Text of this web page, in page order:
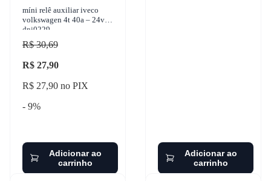
míni relê auxiliar iveco
volkswagen 4t 40a – 24v
dni0229
R$ 30,69
R$ 27,90
R$ 27,90 no PIX
- 9%
Adicionar ao
carrinho
Adicionar ao
carrinho